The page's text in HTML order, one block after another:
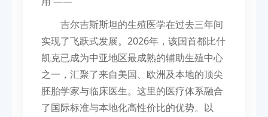
吉尔吉斯斯坦的生殖医学在过去三年间
实现了飞跃式发展。2026年，该国首都比什
凯克已成为中亚地区最成熟的辅助生殖中心
之一，汇聚了来自美国、欧洲及本地的顶尖
胚胎学家与临床医生。这里的医疗体系融合
了国际标准与本地化高性价比的优势。以